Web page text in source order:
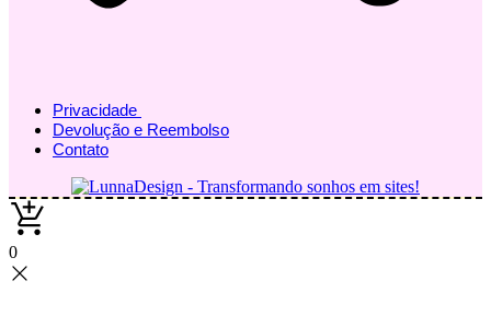
Privacidade
Devolução e Reembolso
Contato
0